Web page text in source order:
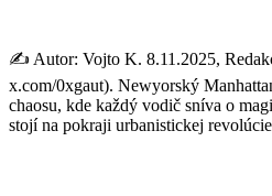
✍️ Autor: Vojto K. 8.11.2025,
x.com/0xgaut). Newyorský
chaosu, kde každý vodič sníva o
stojí na pokraji urbanistickej